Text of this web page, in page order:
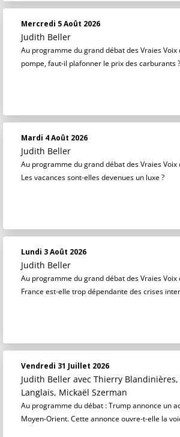
Mercredi 5 Août 2026
Judith Beller
Au programme du grand débat des Vraies Voix
pompe, faut-il plafonner le prix des carburants ?
Mardi 4 Août 2026
Judith Beller
Au programme du grand débat des Vraies
Les vacances sont-elles devenues un luxe ?
Lundi 3 Août 2026
Judith Beller
Au programme du grand débat des Vraies Voix
France est-elle trop dépendante des crises
Vendredi 31 Juillet 2026
Judith Beller avec Thierry
Langlais, Mickaël Szerman
Au programme du débat : Trump annonce un
Moyen-Orient. Cette annonce ouvre-t-elle la